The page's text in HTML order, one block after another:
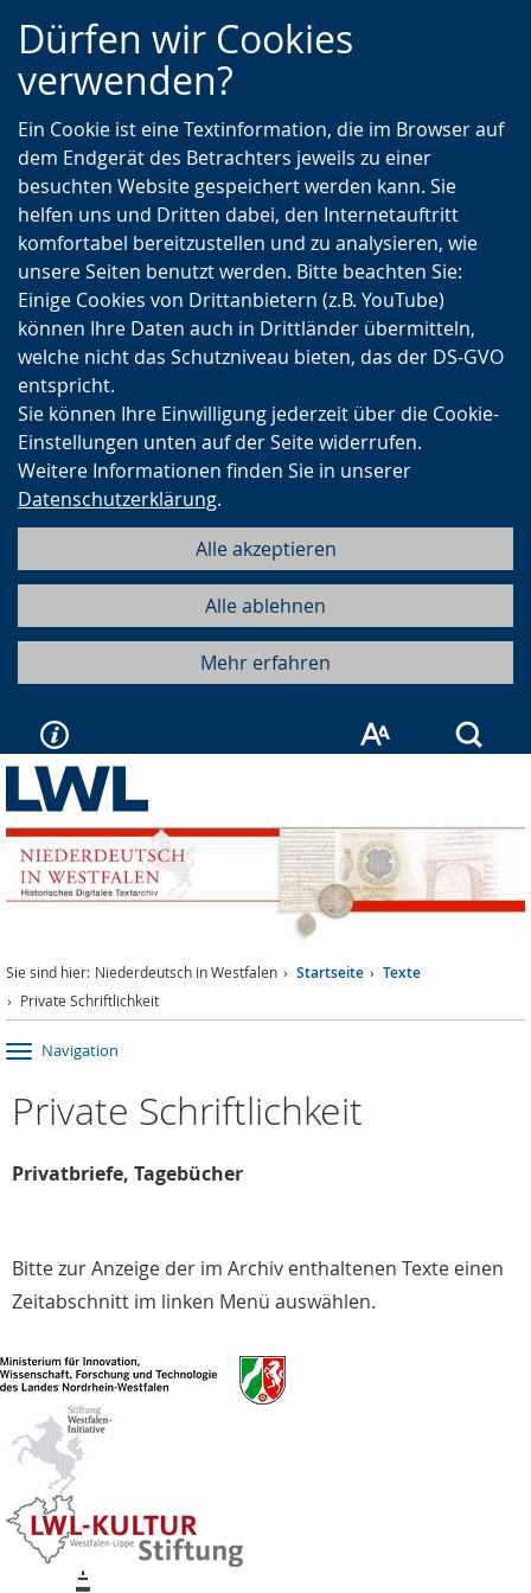
Zur
Hauptnavigation
Zur
Seitennavigation
Zum
Inhalt
Dürfen wir Cookies
verwenden?
Ein Cookie ist eine Textinformation, die im Browser auf
dem Endgerät des Betrachters jeweils zu einer
besuchten Website gespeichert werden kann. Sie
helfen uns und Dritten dabei, den Internetauftritt
komfortabel bereitzustellen und zu analysieren, wie
unsere Seiten benutzt werden. Bitte beachten Sie:
Einige Cookies von Drittanbietern (z.B. YouTube)
können Ihre Daten auch in Drittländer übermitteln,
welche nicht das Schutzniveau bieten, das der DS-GVO
entspricht.
Sie können Ihre Einwilligung jederzeit über die Cookie-
Einstellungen unten auf der Seite widerrufen.
Weitere Informationen finden Sie in unserer
Datenschutzerklärung.
Alle akzeptieren
Alle ablehnen
Mehr erfahren
Sie sind hier: Niederdeutsch in Westfalen Startseite Texte
Private Schriftlichkeit
Navigation
Private Schriftlichkeit
Privatbriefe, Tagebücher
Bitte zur Anzeige der im Archiv enthaltenen Texte einen
Zeitabschnitt im linken Menü auswählen.